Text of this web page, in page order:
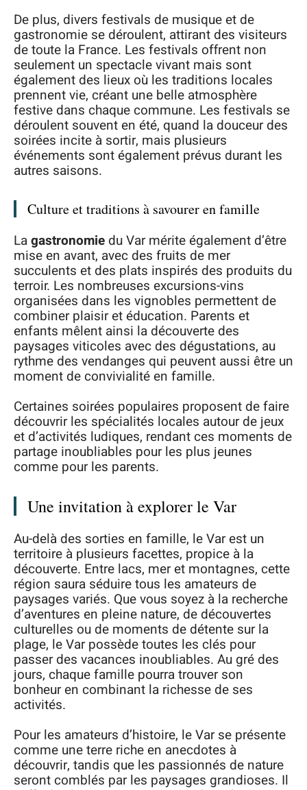
De plus, divers festivals de musique et de
gastronomie se déroulent, attirant des visiteurs
de toute la France. Les festivals offrent non
seulement un spectacle vivant mais sont
également des lieux où les traditions locales
prennent vie, créant une belle atmosphère
festive dans chaque commune. Les festivals se
déroulent souvent en été, quand la douceur des
soirées incite à sortir, mais plusieurs
événements sont également prévus durant les
autres saisons.
Culture et traditions à savourer en famille
Lagastronomie du Var mérite également d’être
mise en avant, avec des fruits de mer
succulents et des plats inspirés des produits du
terroir. Les nombreuses excursions-vins
organisées dans les vignobles permettent de
combiner plaisir et éducation. Parents et
enfants mêlent ainsi la découverte des
paysages viticoles avec des dégustations, au
rythme des vendanges qui peuvent aussi être un
moment de convivialité en famille.
Certaines soirées populaires proposent de faire
découvrir les spécialités locales autour de jeux
et d’activités ludiques, rendant ces moments de
partage inoubliables pour les plus jeunes
comme pour les parents.
Une invitation à explorer le Var
Au-delà des sorties en famille, le Var est un
territoire à plusieurs facettes, propice à la
découverte. Entre lacs, mer et montagnes, cette
région saura séduire tous les amateurs de
paysages variés. Que vous soyez à la recherche
d’aventures en pleine nature, de découvertes
culturelles ou de moments de détente sur la
plage, le Var possède toutes les clés pour
passer des vacances inoubliables. Au gré des
jours, chaque famille pourra trouver son
bonheur en combinant la richesse de ses
activités.
Pour les amateurs d’histoire, le Var se présente
comme une terre riche en anecdotes à
découvrir, tandis que les passionnés de nature
seront comblés par les paysages grandioses. Il